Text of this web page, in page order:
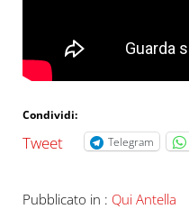
Condividi:
Tweet Telegram
Pubblicato in : Qui Antella